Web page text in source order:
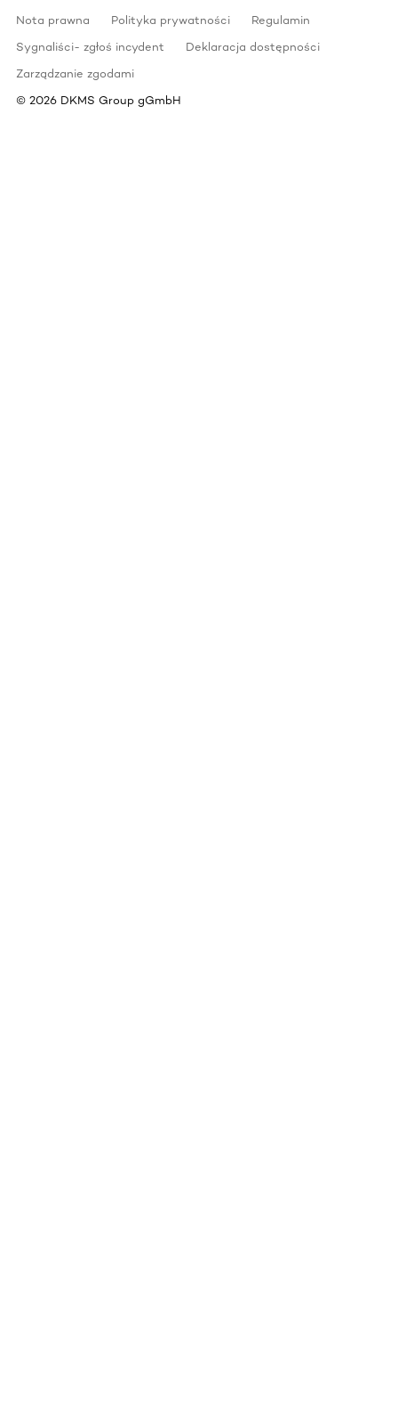
Nota prawna Polityka prywatności
Regulamin
Sygnaliści- zgłoś incydent
Deklaracja dostępności
Zarządzanie zgodami
© 2026 DKMS Group gGmbH